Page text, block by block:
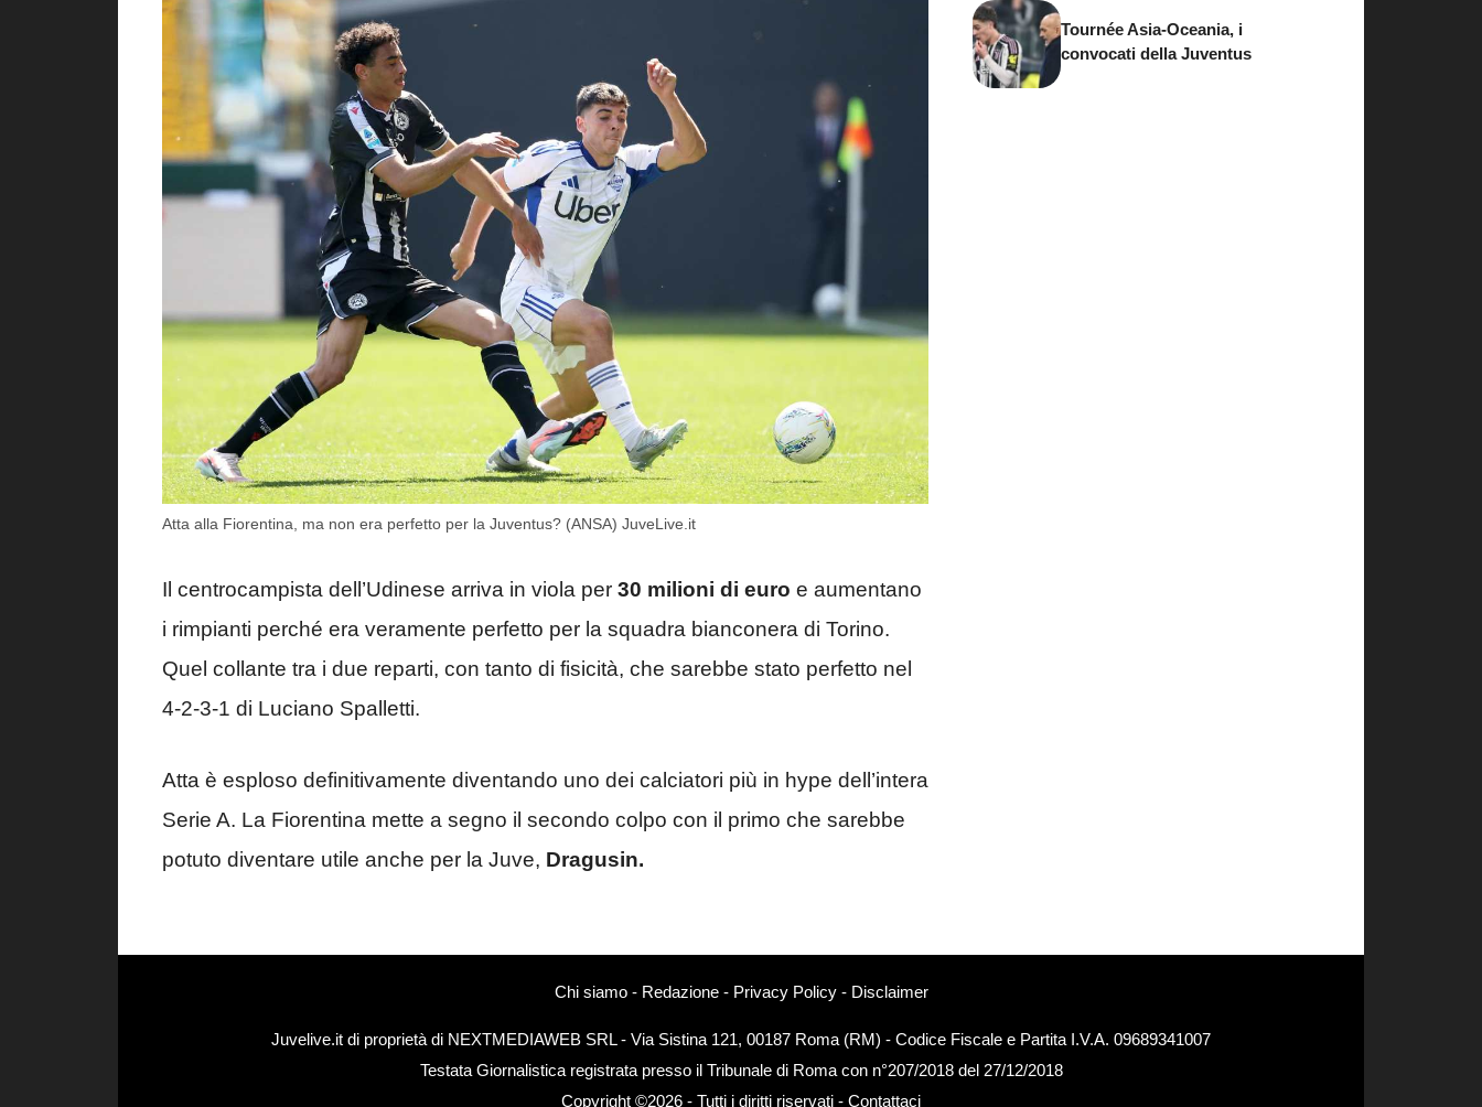
Atta alla Fiorentina, ma non era perfetto per la Juventus? (ANSA) JuveLive.it
Il centrocampista dell’Udinese arriva in viola per 30 milioni di euro e aumentano
i rimpianti perché era veramente perfetto per la squadra bianconera di Torino.
Quel collante tra i due reparti, con tanto di fisicità, che sarebbe stato perfetto nel
4-2-3-1 di Luciano Spalletti.
Atta è esploso definitivamente diventando uno dei calciatori più in hype dell’intera
Serie A. La Fiorentina mette a segno il secondo colpo con il primo che sarebbe
potuto diventare utile anche per la Juve, Dragusin.
Tournée Asia-Oceania, i
convocati della Juventus
Chi siamo- Redazione- Privacy Policy- Disclaimer
Juvelive.it di proprietà di NEXTMEDIAWEB SRL - Via Sistina 121, 00187 Roma (RM) - Codice Fiscale e Partita I.V.A. 09689341007
Testata Giornalistica registrata presso il Tribunale di Roma con n°207/2018 del 27/12/2018
Copyright ©2026 - Tutti i diritti riservati - Contattaci